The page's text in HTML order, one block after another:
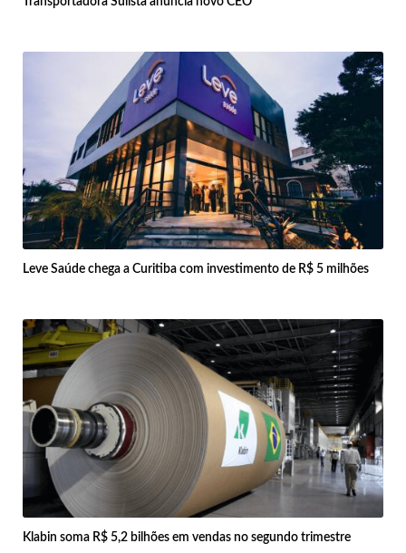
Leve Saúde chega a Curitiba com investimento de R$ 5 milhões
Klabin soma R$ 5,2 bilhões em vendas no segundo trimestre